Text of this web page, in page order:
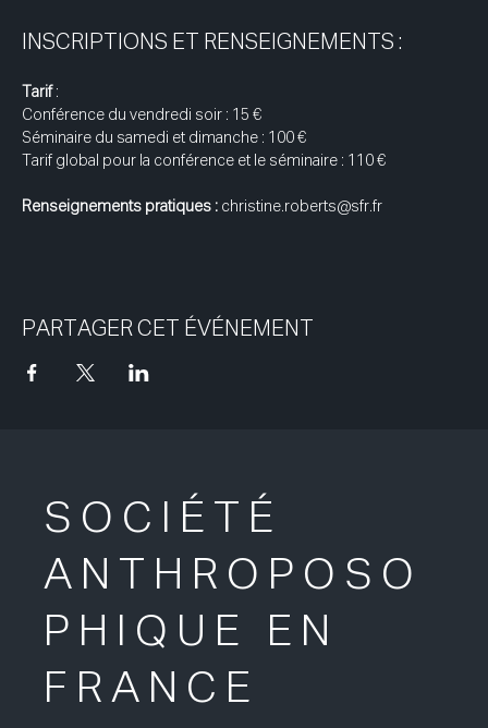
INSCRIPTIONS ET RENSEIGNEMENTS :
Tarif :
Conférence du vendredi soir : 15 €
Séminaire du samedi et dimanche : 100 €
Tarif global pour la conférence et le séminaire : 110 €
Renseignements pratiques : christine.roberts@sfr.fr
PARTAGER CET ÉVÉNEMENT
SOCIÉTÉ
ANTHROPOSO
PHIQUE EN
FRANCE